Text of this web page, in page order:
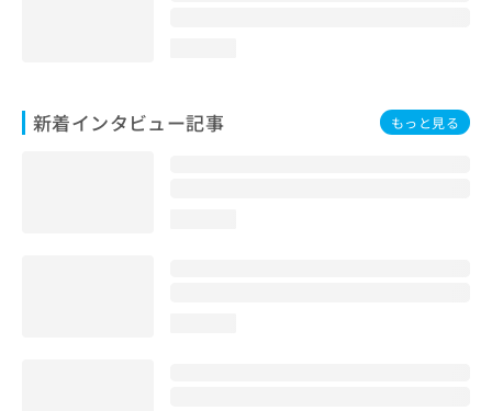
新着インタビュー記事 もっと見る